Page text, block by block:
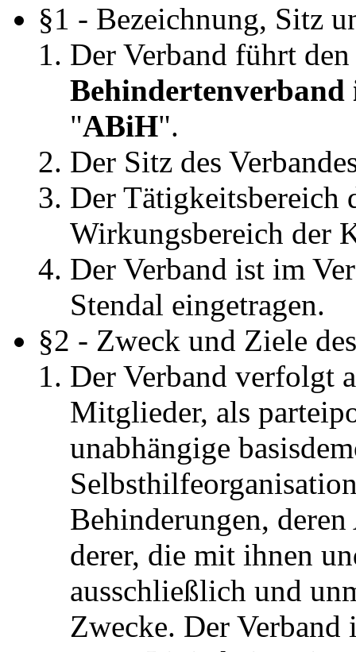
§1 - Bezeichnung, Sitz
Der Verband führt
Behindertenverband
"ABiH".
Der Sitz des
Der Tätigkeitsbereich
Wirkungsbereich der
Der Verband ist im
Stendal eingetragen.
§2 - Zweck und Ziele
Der Verband verfolgt
Mitglieder, als
unabhängige
Behinderungen,
derer, die mit ihnen
ausschließlich und
Zwecke. Der